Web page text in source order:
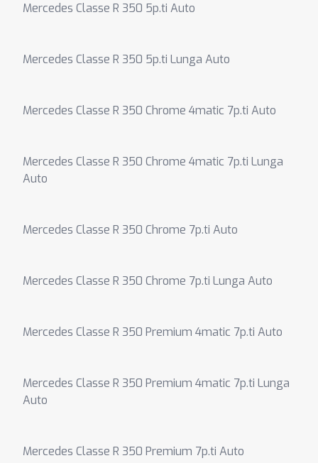
Mercedes Classe R 350 5p.ti Auto
Mercedes Classe R 350 5p.ti Lunga Auto
Mercedes Classe R 350 Chrome 4matic 7p.ti Auto
Mercedes Classe R 350 Chrome 4matic 7p.ti Lunga
Auto
Mercedes Classe R 350 Chrome 7p.ti Auto
Mercedes Classe R 350 Chrome 7p.ti Lunga Auto
Mercedes Classe R 350 Premium 4matic 7p.ti Auto
Mercedes Classe R 350 Premium 4matic 7p.ti Lunga
Auto
Mercedes Classe R 350 Premium 7p.ti Auto